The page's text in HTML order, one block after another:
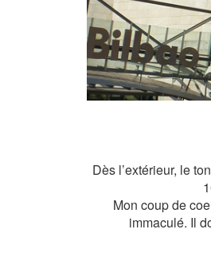
Dès l’extérieur, le
Mon coup de
immaculé. Il